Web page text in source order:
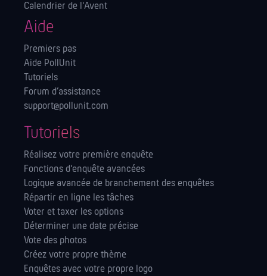
Calendrier de l'Avent
Aide
Premiers pas
Aide PollUnit
Tutoriels
Forum d’assistance
support@pollunit.com
Tutoriels
Réalisez votre première enquête
Fonctions d'enquête avancées
Logique avancée de branchement des enquêtes
Répartir en ligne les tâches
Voter et taxer les options
Déterminer une date précise
Vote des photos
Créez votre propre thème
Enquêtes avec votre propre logo